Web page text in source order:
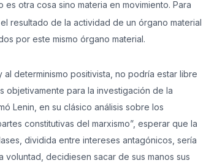
otra cosa sino materia en movimiento. Para
resultado de la actividad de un órgano material
por este mismo órgano material.
determinismo positivista, no podría estar libre
objetivamente para la investigación de la
Lenin, en su clásico análisis sobre los
constitutivas del marxismo”, esperar que la
dividida entre intereses antagónicos, sería
decidiesen sacar de sus manos sus